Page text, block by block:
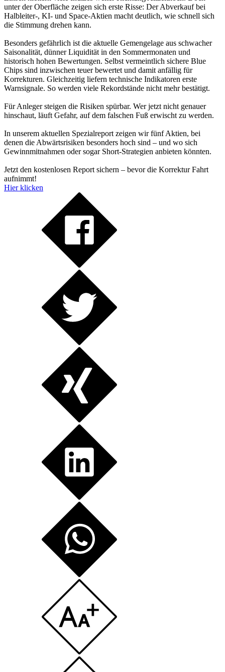
unter der Oberfläche zeigen sich erste Risse: Der Abverkauf bei
Halbleiter-, KI- und Space-Aktien macht deutlich, wie schnell sich
die Stimmung drehen kann.
Besonders gefährlich ist die aktuelle Gemengelage aus schwacher
Saisonalität, dünner Liquidität in den Sommermonaten und
historisch hohen Bewertungen. Selbst vermeintlich sichere Blue
Chips sind inzwischen teuer bewertet und damit anfällig für
Korrekturen. Gleichzeitig liefern technische Indikatoren erste
Warnsignale. So werden viele Rekordstände nicht mehr bestätigt.
Für Anleger steigen die Risiken spürbar. Wer jetzt nicht genauer
hinschaut, läuft Gefahr, auf dem falschen Fuß erwischt zu werden.
In unserem aktuellen Spezialreport zeigen wir fünf Aktien, bei
denen die Abwärtsrisiken besonders hoch sind – und wo sich
Gewinnmitnahmen oder sogar Short-Strategien anbieten könnten.
Jetzt den kostenlosen Report sichern – bevor die Korrektur Fahrt
aufnimmt!
Hier klicken